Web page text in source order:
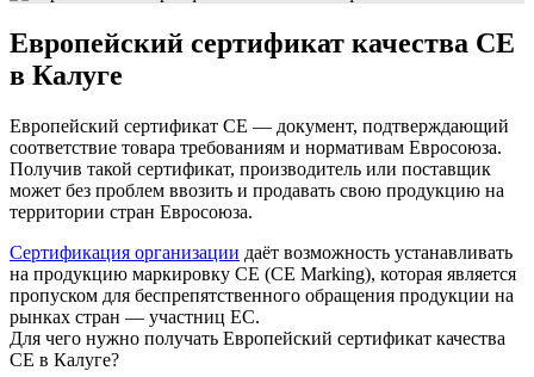
Европейский сертификат качества СЕ
в Калуге
Европейский сертификат СЕ — документ, подтверждающий
соответствие товара требованиям и нормативам Евросоюза.
Получив такой сертификат, производитель или поставщик
может без проблем ввозить и продавать свою продукцию на
территории стран Евросоюза.
Сертификация организации даёт возможность устанавливать
на продукцию маркировку СЕ (СЕ Marking), которая является
пропуском для беспрепятственного обращения продукции на
рынках стран — участниц ЕС.
Для чего нужно получать Европейский сертификат качества
СЕ в Калуге?